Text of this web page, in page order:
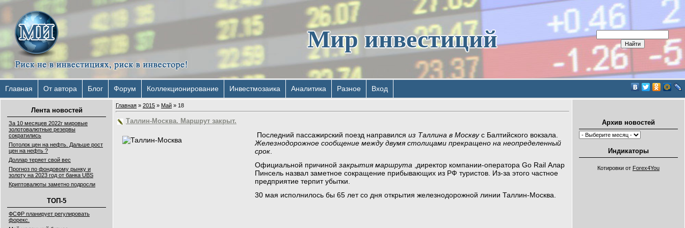
Мир инвестиций
Главная От автора Блог Форум Коллекционирование Инвестмозаика Аналитика Разное Вход
Лента новостей
За 10 месяцев 2022г мировые
золотовалютные резервы
сократились
Потолок цен на нефть. Дальше рост
цен на нефть ?
Доллар теряет свой вес
Прогноз по фондовому рынку и
золоту на 2023 год от банка UBS
Криптовалюты заметно подросли
ТОП-5
ФСФР планирует регулировать
форекс.
Главная » 2015 » Май » 18
Таллин-Москва. Маршрут закрыт.
Последний пассажирский поезд направился из Таллина в Москвус Балтийского вокзала.
Железнодорожное сообщение между двумя столицами прекращено на неопределенный
срок.
Официальной причиной закрытия маршрута ,директор компании-оператора Go Rail Алар
Пинсель назвал заметное сокращение прибывающих из РФ туристов. Из-за этого частное
предприятие терпит убытки.
30 мая исполнилось бы 65 лет со дня открытия железнодорожной линии Таллин-Москва.
Архив новостей
Индикаторы
Котировки от Forex4You